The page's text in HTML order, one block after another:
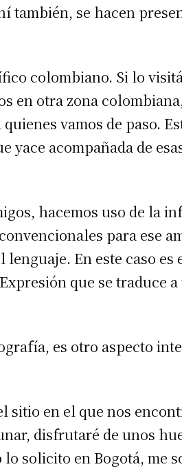
también, se hacen
colombiano. Si lo
en otra zona
vamos de paso.
yace acompañada de
hacemos uso de la
para ese
En este caso
Expresión que se traduce
es otro aspecto
sitio en el que nos
disfrutaré de unos
solicito en Bogotá, me